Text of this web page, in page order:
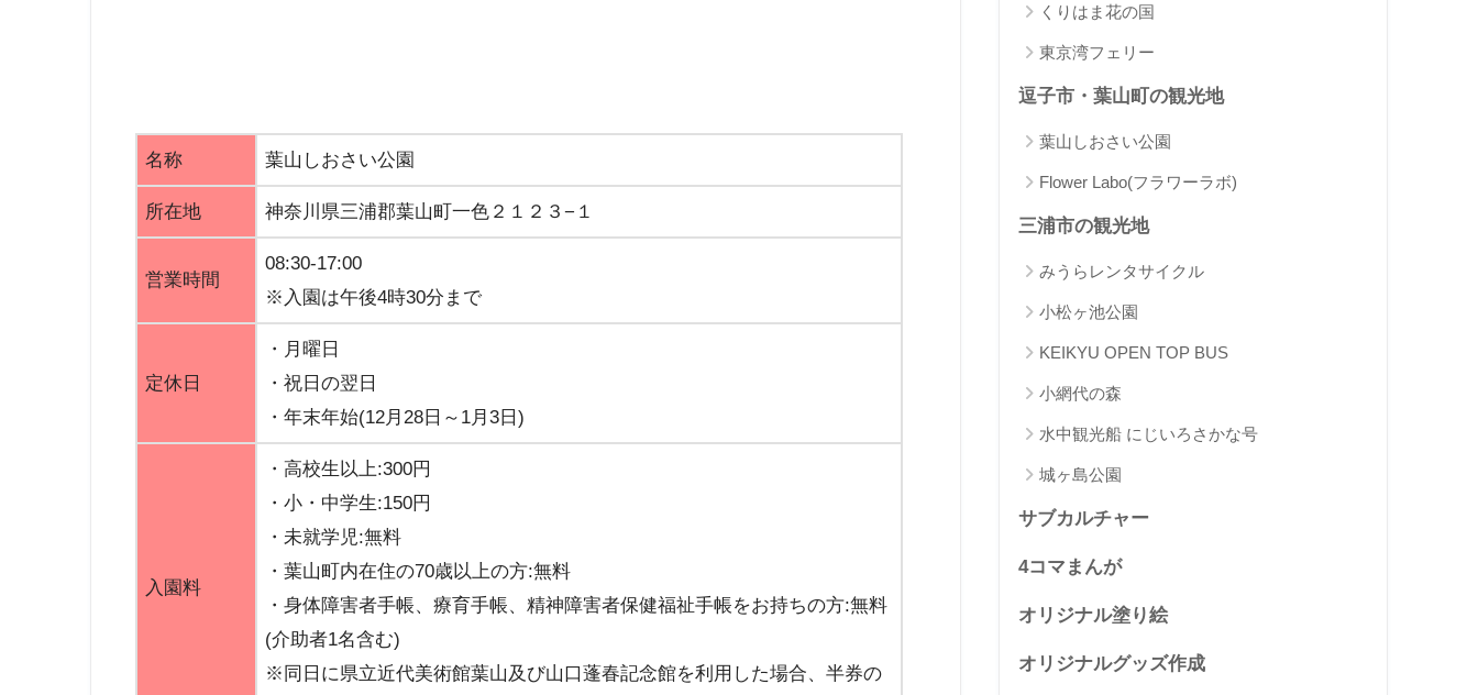
名称 葉山しおさい公園
所在地 神奈川県三浦郡葉山町一色２１２３−１
営業時間
08:30-17:00
※入園は午後4時30分まで
定休日
・月曜日
・祝日の翌日
・年末年始(12月28日～1月3日)
入園料
・高校生以上:300円
・小・中学生:150円
・未就学児:無料
・葉山町内在住の70歳以上の方:無料
・身体障害者手帳、療育手帳、精神障害者保健福祉手帳をお持ちの方:無料
(介助者1名含む)
※同日に県立近代美術館葉山及び山口蓬春記念館を利用した場合、半券の
くりはま花の国
東京湾フェリー
逗子市・葉山町の観光地
葉山しおさい公園
Flower Labo(フラワーラボ)
三浦市の観光地
みうらレンタサイクル
小松ヶ池公園
KEIKYU OPEN TOP BUS
小網代の森
水中観光船 にじいろさかな号
城ヶ島公園
サブカルチャー
4コマまんが
オリジナル塗り絵
オリジナルグッズ作成